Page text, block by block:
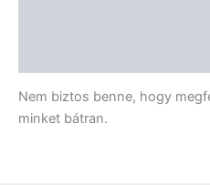
Nem biztos benne, hogy
minket bátran.